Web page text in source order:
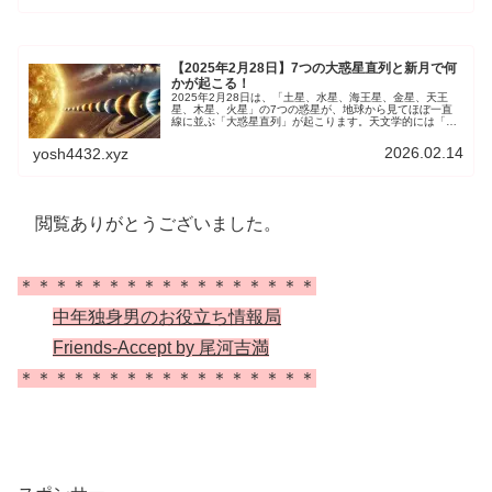
【2025年2月28日】7つの大惑星直列と新月で何
かが起こる！
2025年2月28日は、「土星、水星、海王星、金星、天王
星、木星、火星」の7つの惑星が、地球から見てほぼ一直
線に並ぶ「大惑星直列」が起こります。天文学的には「惑
文イベントです。また「新月」の日でもあり、とても神秘
yosh4432.xyz 2026.02.14
閲覧ありがとうございました。
＊＊＊＊＊＊＊＊＊＊＊＊＊＊＊＊＊
中年独身男のお役立ち情報局
Friends-Accept by 尾河吉満
＊＊＊＊＊＊＊＊＊＊＊＊＊＊＊＊＊